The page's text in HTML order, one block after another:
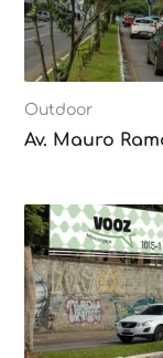
Outdoor
Av. Mauro